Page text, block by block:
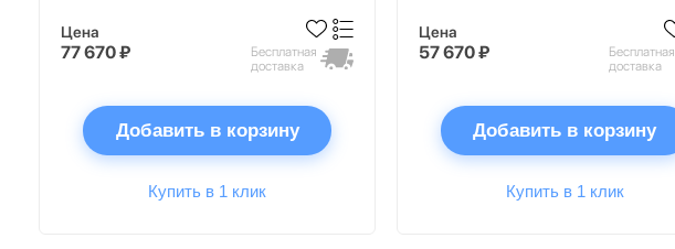
Цена
77 670 ₽
Бесплатная
доставка
Добавить в корзину
Купить в 1 клик
Цена
57 670 ₽
Бесплатная
доставка
Добавить в корзину
Купить в 1 клик